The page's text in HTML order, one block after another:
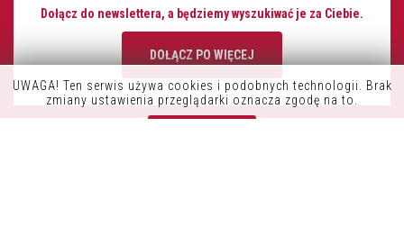
K9OFFICE
UWAGA! Ten serwis używa cookies i podobnych technologii. Brak
zmiany ustawienia przeglądarki oznacza zgodę na to.
Dołącz do newslettera, a będziemy wyszukiwać je za Ciebie.
DOŁĄCZ PO WIĘCEJ